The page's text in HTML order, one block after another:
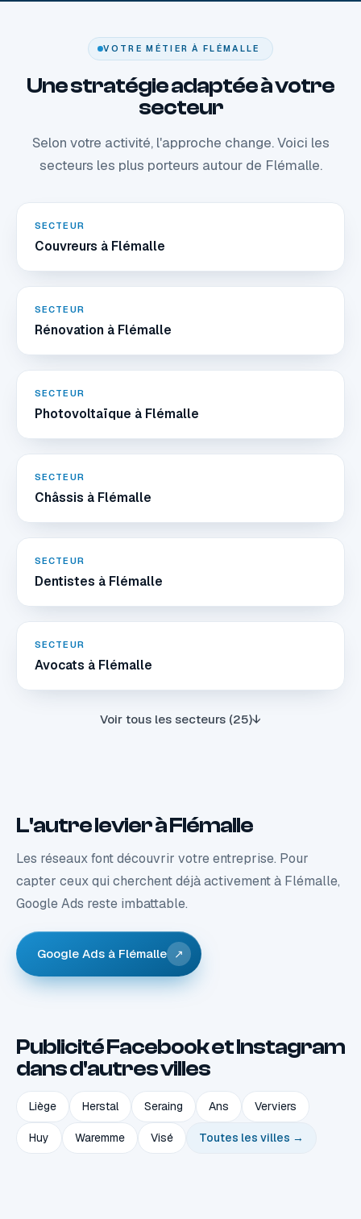
VOTRE MÉTIER À FLÉMALLE
Une stratégie adaptée à votre
secteur
Selon votre activité, l'approche change. Voici les
secteurs les plus porteurs autour de Flémalle.
SECTEUR
Couvreurs à Flémalle
SECTEUR
Rénovation à Flémalle
SECTEUR
Photovoltaïque à Flémalle
SECTEUR
Châssis à Flémalle
SECTEUR
Dentistes à Flémalle
SECTEUR
Avocats à Flémalle
Voir tous les secteurs (25)↓
L'autre levier à Flémalle
Les réseaux font découvrir votre entreprise. Pour
capter ceux qui cherchent déjà activement à Flémalle,
Google Ads reste imbattable.
Google Ads à Flémalle ↗
Publicité Facebook et Instagram
dans d'autres villes
Liège Herstal Seraing Ans Verviers
Huy Waremme Visé Toutes les villes →